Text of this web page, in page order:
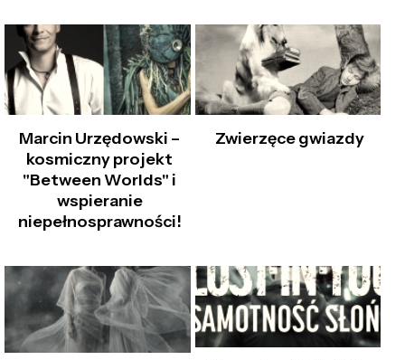
Marcin Urzędowski –
kosmiczny projekt
"Between Worlds" i
wspieranie
niepełnosprawności!
Zwierzęce gwiazdy